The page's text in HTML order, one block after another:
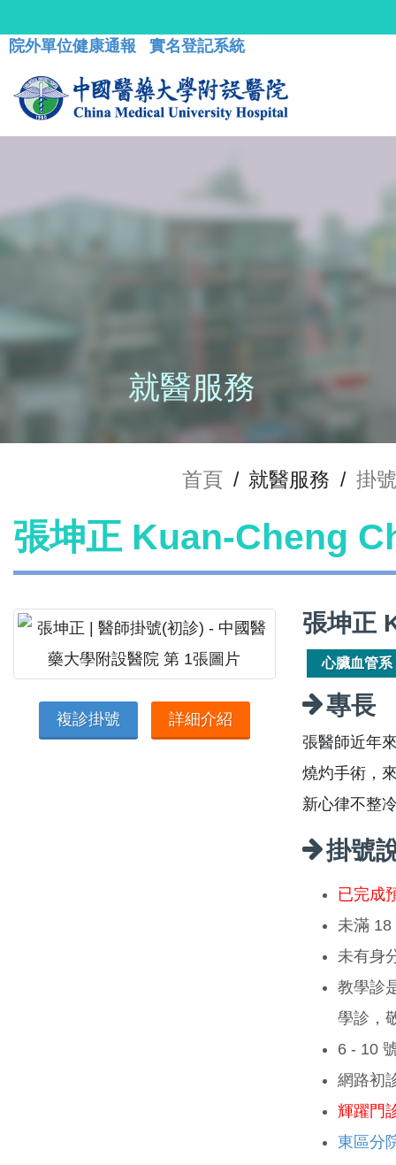
院外單位健康通報 實名登記系統
就醫服務
首頁 / 就醫服務 / 掛
張坤正 Kuan-Cheng
複診掛號 詳細介紹
張坤正
心臟血管系
專長
張醫師近年
燒灼手術，
新心律不整
掛號
已完成
未滿 18
未有身
教學診
學診，
6 - 10
網路初
輝躍門
東區分